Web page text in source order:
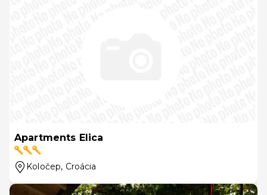
Apartments Elica
Koločep, Croácia